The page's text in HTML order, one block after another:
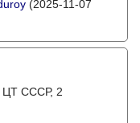
(2025-11-07
ЦТ СССР, 2